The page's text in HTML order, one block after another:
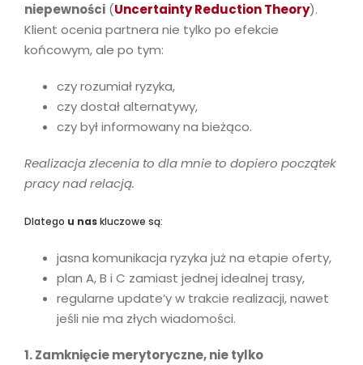
niepewności (Uncertainty Reduction Theory).
Klient ocenia partnera nie tylko po efekcie
końcowym, ale po tym:
czy rozumiał ryzyka,
czy dostał alternatywy,
czy był informowany na bieżąco.
Realizacja zlecenia to dla mnie to dopiero początek
pracy nad relacją.
Dlatego u naskluczowe są:
jasna komunikacja ryzyka już na etapie oferty,
plan A, B i C zamiast jednej idealnej trasy,
regularne update’y w trakcie realizacji, nawet
jeśli nie ma złych wiadomości.
1. Zamknięcie merytoryczne, nie tylko